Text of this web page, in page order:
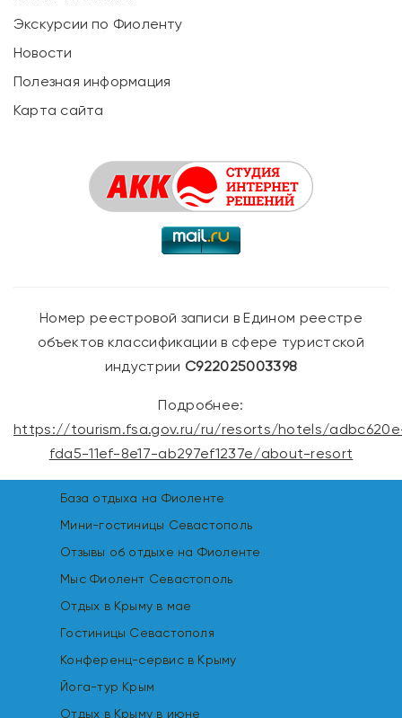
Экскурсии по Фиоленту
Новости
Полезная информация
Карта сайта
Номер реестровой записи в Едином реестре
объектов классификации в сфере туристской
индустрии С922025003398
Подробнее:
https://tourism.fsa.gov.ru/ru/resorts/hotels/
fda5-11ef-8e17-ab297ef1237e/about-resort
База отдыха на Фиоленте
Мини-гостиницы Севастополь
Отзывы об отдыхе на Фиоленте
Мыс Фиолент Севастополь
Отдых в Крыму в мае
Гостиницы Севастополя
Конференц-сервис в Крыму
Йога-тур Крым
Отдых в Крыму в июне